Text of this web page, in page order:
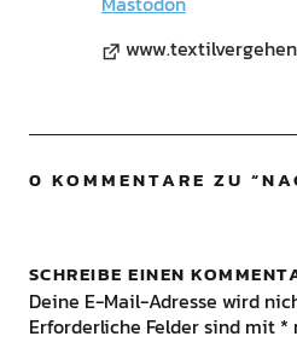
0 KOMMENTARE ZU “
SCHREIBE EINEN
Deine E-Mail-Adresse wird
Erforderliche Felder sind mit *